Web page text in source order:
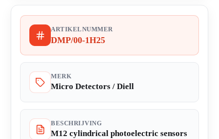
ARTIKELNUMMER
DMP/00-1H25
MERK
Micro Detectors / Diell
BESCHRIJVING
M12 cylindrical photoelectric sensors